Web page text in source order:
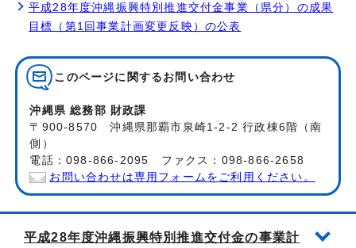
平成28年度沖縄振興特別推進交付金事業（県分）の成果
目標（第1回事業計画変更反映）の公表
このページに関する お問い合わせ
沖縄県 総務部 財政課
〒900-8570 沖縄県那覇市泉崎1-2-2 行政棟6階（南
側）
電話：098-866-2095 ファクス：098-866-2658
お問い合わせは専用フォームをご利用ください。
平成28年度沖縄振興特別推進交付金の事業計